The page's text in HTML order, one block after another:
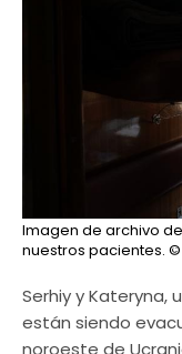
Imagen de archivo
nuestros pacientes. ©
Serhiy y Kateryna,
están siendo
noroeste de